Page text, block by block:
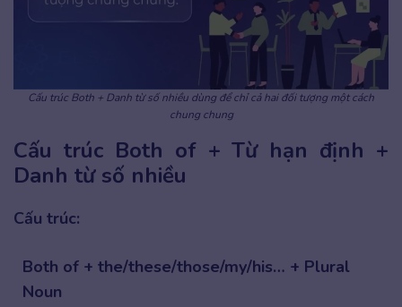
Cấu trúc Both + Danh từ số nhiều dùng để chỉ cả hai đối tượng một cách
chung chung
Cấu trúc Both of + Từ hạn định +
Danh từ số nhiều
Cấu trúc:
Both of + the/these/those/my/his… + Plural
Noun